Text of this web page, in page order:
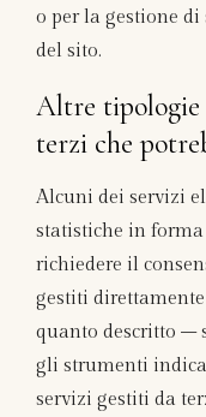
o per la gestione
del sito.
Altre
terzi che
Alcuni dei servizi
statistiche in
richiedere il
gestiti
quanto descritto –
gli strumenti
servizi gestiti da